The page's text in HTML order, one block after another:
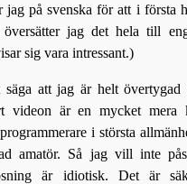
jag på svenska för att i första
jag det hela till
sig vara intressant.)
att jag är helt övertygad
videon är en mycket mera
i största
amatör. Så jag vill inte
är idiotisk. Det är